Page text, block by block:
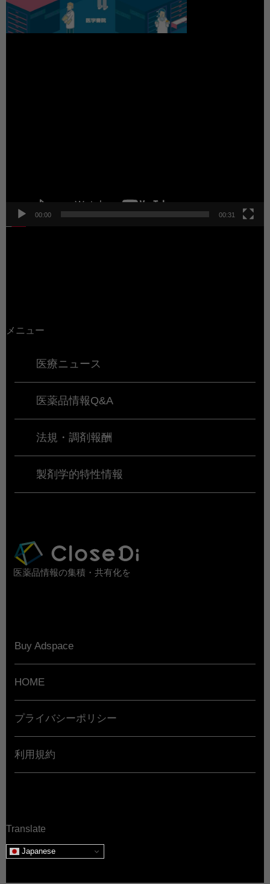
00:00 00:31
メニュー
医療ニュース
医薬品情報Q&A
法規・調剤報酬
製剤学的特性情報
医薬品情報の集積・共有化を
Buy Adspace
HOME
プライバシーポリシー
利用規約
Translate
Japanese